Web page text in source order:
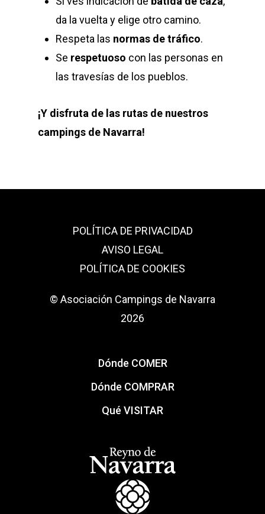
da la vuelta y elige otro camino.
Respeta las normas de tráfico.
Se respetuoso con las personas en
las travesías de los pueblos.
¡Y disfruta de las rutas de nuestros
campings de Navarra!
POLÍTICA DE PRIVACIDAD
AVISO LEGAL
POLÍTICA DE COOKIES
© Asociación Campings de Navarra
2026
Dónde COMER
Dónde COMPRAR
Qué VISITAR